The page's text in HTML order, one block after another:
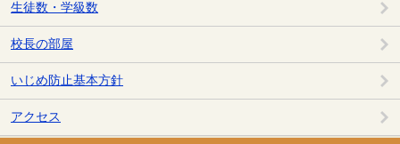
生徒数・学級数
校長の部屋
いじめ防止基本方針
アクセス